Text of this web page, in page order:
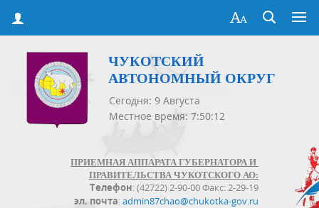
ЧУКОТСКИЙ
АВТОНОМНЫЙ ОКРУГ
Сегодня: 9 Августа
Местное время: 7:50:13
ПРИЕМНАЯ АППАРАТА ГУБЕРНАТОРА И
ПРАВИТЕЛЬСТВА ЧУКОТСКОГО АО:
Телефон: (42722) 2-90-00 Факс: 2-29-19
эл. почта:admin87chao@chukotka-gov.ru